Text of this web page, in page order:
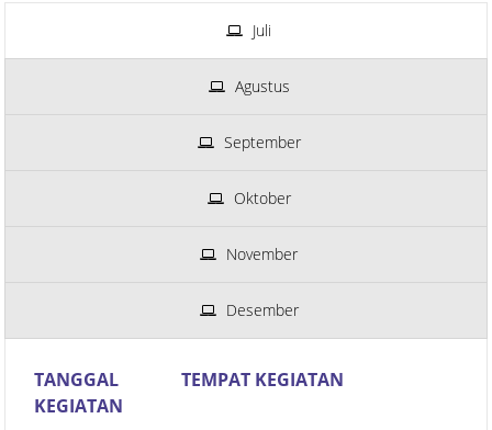
Juli
Agustus
September
Oktober
November
Desember
TANGGAL
KEGIATAN
TEMPAT KEGIATAN